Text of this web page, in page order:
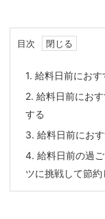
目次
1. 給料日前にお
2. 給料日前にお
する
3. 給料日前にお
4. 給料日前の過
ツに挑戦して節約